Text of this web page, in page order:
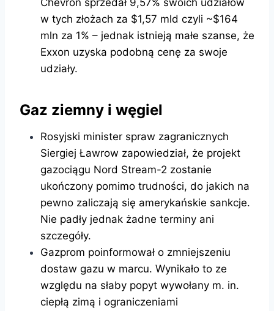
Chevron sprzedał 9,57% swoich udziałów
w tych złożach za $1,57 mld czyli ~$164
mln za 1% – jednak istnieją małe szanse, że
Exxon uzyska podobną cenę za swoje
udziały.
Gaz ziemny i węgiel
Rosyjski minister spraw zagranicznych
Siergiej Ławrow zapowiedział, że projekt
gazociągu Nord Stream-2 zostanie
ukończony pomimo trudności, do jakich na
pewno zaliczają się amerykańskie sankcje.
Nie padły jednak żadne terminy ani
szczegóły.
Gazprom poinformował o zmniejszeniu
dostaw gazu w marcu. Wynikało to ze
względu na słaby popyt wywołany m. in.
ciepłą zimą i ograniczeniami